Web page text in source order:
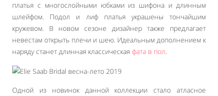
платья с многослойными юбками из шифона и длинным
шлейфом. Подол и лиф платья украшены тончайшим
кружевом. В новом сезоне дизайнер также предлагает
невестам открыть плечи и шею. Идеальным дополнением к
наряду станет длинная классическая фата в пол.
Одной из новинок данной коллекции стало атласное